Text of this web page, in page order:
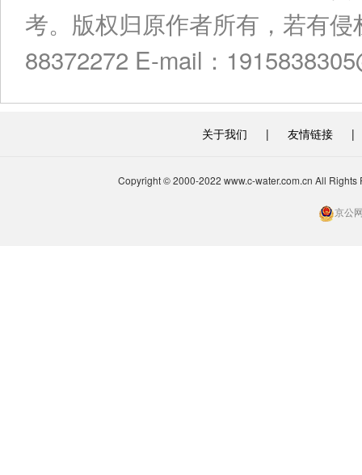
考。版权归原作者所有，若有
88372272 E-mail：
关于我们 | 友情链接 |
Copyright © 2000-2022 www.c-water.com.cn All
京公